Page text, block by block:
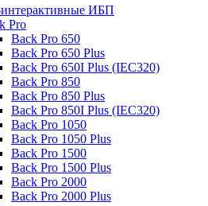
ИБП
Pro
Back Pro 650
Back Pro 650 Plus
Back Pro 650I Plus (IEC320)
Back Pro 850
Back Pro 850 Plus
Back Pro 850I Plus (IEC320)
Back Pro 1050
Back Pro 1050 Plus
Back Pro 1500
Back Pro 1500 Plus
Back Pro 2000
Back Pro 2000 Plus